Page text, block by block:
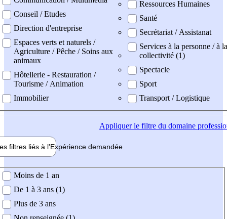
Conseil / Etudes
Direction d'entreprise
Espaces verts et naturels /
Agriculture / Pêche / Soins aux
animaux
Hôtellerie - Restauration /
Tourisme / Animation
Immobilier
Ressources Humaines
Santé
Secrétariat / Assistanat
Services à la personne / à la
collectivité (1)
Spectacle
Sport
Transport / Logistique
Appliquerle filtre du domaine
filtres liés à l'Expérience demandée
demandée
Moins de 1 an
De 1 à 3 ans (1)
Plus de 3 ans